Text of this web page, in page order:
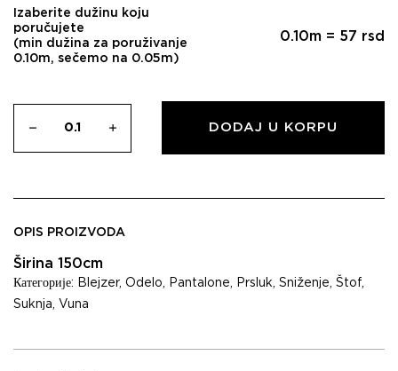
Izaberite dužinu koju
poručujete
(min dužina za poruživanje
0.10m, sečemo na 0.05m)
0.10m = 57 rsd
DODAJ U KORPU
OPIS PROIZVODA
Širina 150cm
Категорије: Blejzer, Odelo, Pantalone, Prsluk, Sniženje, Štof,
Suknja, Vuna